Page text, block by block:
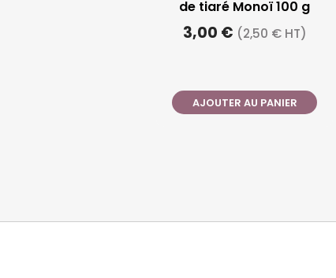
de tiaré Monoï 100 g
3,00 € (2,50 € HT)
AJOUTER AU PANIER